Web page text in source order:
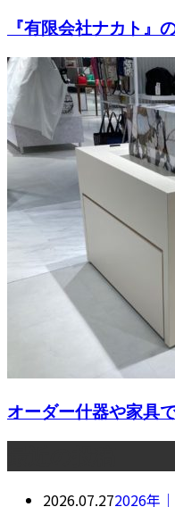
『有限会社ナカト』
オーダー什器や家具
2026.07.272026年